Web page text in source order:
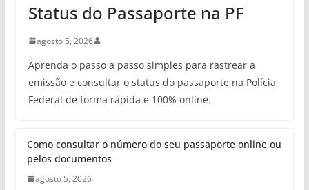
Status do Passaporte na PF
agosto 5, 2026
Aprenda o passo a passo simples para rastrear a
emissão e consultar o status do passaporte na Polícia
Federal de forma rápida e 100% online.
Como consultar o número do seu passaporte online ou
pelos documentos
agosto 5, 2026